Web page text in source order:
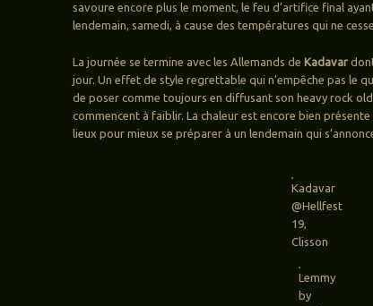
savoure encore plus le moment, le feu d’artifice final
lendemain, samedi, à cause des températures qui ne
La journée se termine avec les Allemands de Kadavar
jour. Un effet de style regrettable qui n’empêche pas le
de poser comme toujours en diffusant son heavy rock
commencent à faiblir. La chaleur est encore bien
lieux pour mieux se préparer à un lendemain qui
Kadavar
@Hellfest
19,
Clisson
Lemmy
by